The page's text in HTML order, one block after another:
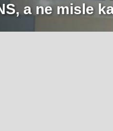
a ne misle